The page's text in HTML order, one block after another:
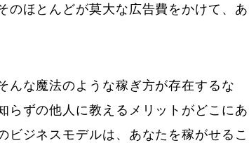
のほとんどが莫大な広告費をかけて、あ
んな魔法のような稼ぎ方が存在するな
らずの他人に教えるメリットがどこにあ
ビジネスモデルは、あなたを稼がせるこ